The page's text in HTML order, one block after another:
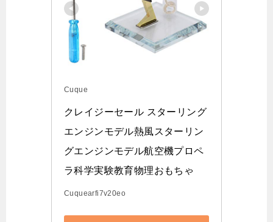
Cuque
クレイジーセール スターリング
エンジンモデル熱風スターリン
グエンジンモデル航空機プロペ
ラ科学実験教育物理おもちゃ
Cuquearfi7v20eo